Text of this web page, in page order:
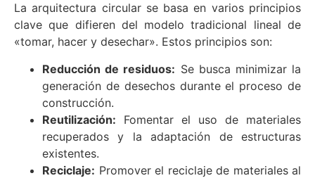
La arquitectura circular se basa en varios principios
clave que difieren del modelo tradicional lineal de
«tomar, hacer y desechar». Estos principios son:
Reducción de residuos: Se busca minimizar la
generación de desechos durante el proceso de
construcción.
Reutilización: Fomentar el uso de materiales
recuperados y la adaptación de estructuras
existentes.
Reciclaje: Promover el reciclaje de materiales al